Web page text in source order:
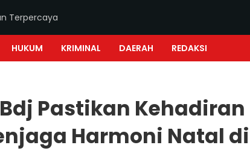
Terpercaya
HUKUM KRIMINAL DAERAH REDAKSI
Pastikan Kehadiran
Harmoni Natal di